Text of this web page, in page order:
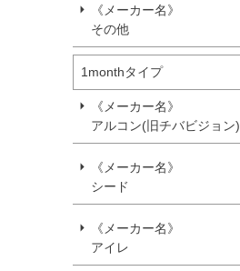
《メーカー名》
その他
1monthタイプ
《メーカー名》
アルコン(旧チバビジョン)
《メーカー名》
シード
《メーカー名》
アイレ